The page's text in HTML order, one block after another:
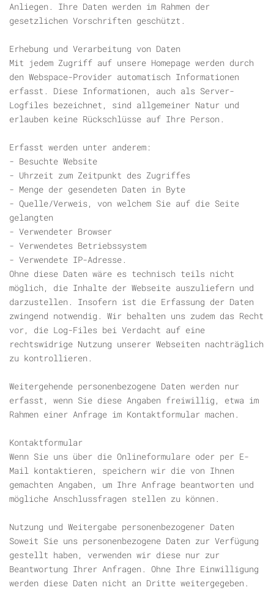
Anliegen. Ihre Daten werden im Rahmen der
gesetzlichen Vorschriften geschützt.
Erhebung und Verarbeitung von Daten
Mit jedem Zugriff auf unsere Homepage werden durch
den Webspace-Provider automatisch Informationen
erfasst. Diese Informationen, auch als Server-
Logfiles bezeichnet, sind allgemeiner Natur und
erlauben keine Rückschlüsse auf Ihre Person.
Erfasst werden unter anderem:
- Besuchte Website
- Uhrzeit zum Zeitpunkt des Zugriffes
- Menge der gesendeten Daten in Byte
- Quelle/Verweis, von welchem Sie auf die Seite
gelangten
- Verwendeter Browser
- Verwendetes Betriebssystem
- Verwendete IP-Adresse.
Ohne diese Daten wäre es technisch teils nicht
möglich, die Inhalte der Webseite auszuliefern und
darzustellen. Insofern ist die Erfassung der Daten
zwingend notwendig. Wir behalten uns zudem das Recht
vor, die Log-Files bei Verdacht auf eine
rechtswidrige Nutzung unserer Webseiten nachträglich
zu kontrollieren.
Weitergehende personenbezogene Daten werden nur
erfasst, wenn Sie diese Angaben freiwillig, etwa im
Rahmen einer Anfrage im Kontaktformular machen.
Kontaktformular
Wenn Sie uns über die Onlineformulare oder per E-
Mail kontaktieren, speichern wir die von Ihnen
gemachten Angaben, um Ihre Anfrage beantworten und
mögliche Anschlussfragen stellen zu können.
Nutzung und Weitergabe personenbezogener Daten
Soweit Sie uns personenbezogene Daten zur Verfügung
gestellt haben, verwenden wir diese nur zur
Beantwortung Ihrer Anfragen. Ohne Ihre Einwilligung
werden diese Daten nicht an Dritte weitergegeben.